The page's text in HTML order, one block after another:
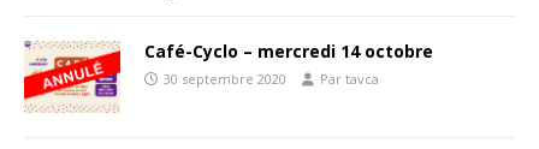
Café-Cyclo – mercredi 14 octobre
30 septembre 2020 Par tavca